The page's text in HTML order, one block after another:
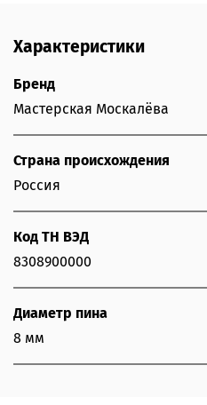
Характеристики
Бренд
Мастерская Москалёва
Страна происхождения
Россия
Код ТН ВЭД
8308900000
Диаметр пина
8 мм